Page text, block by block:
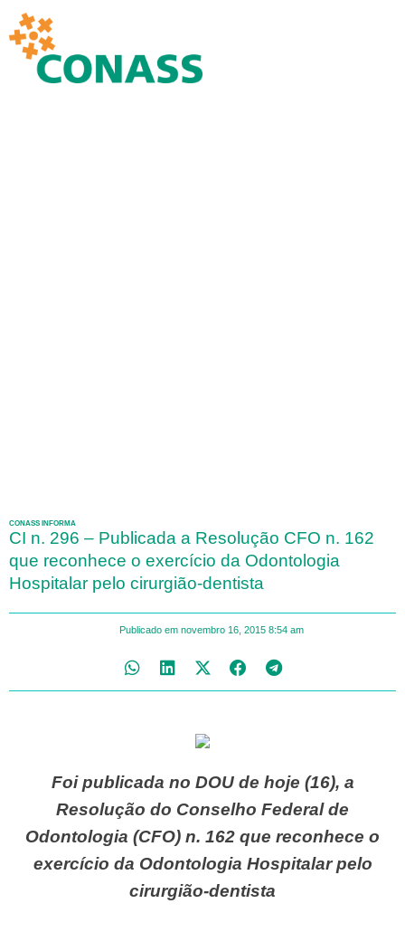
CONASS INFORMA
CI n. 296 – Publicada a Resolução CFO n. 162
que reconhece o exercício da Odontologia
Hospitalar pelo cirurgião-dentista
Publicado em novembro 16, 2015 8:54 am
Foi publicada no DOU de hoje (16), a
Resolução do Conselho Federal de
Odontologia (CFO) n. 162 que reconhece o
exercício da Odontologia Hospitalar pelo
cirurgião-dentista